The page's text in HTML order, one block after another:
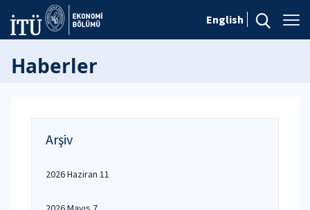
English
Haberler
Arşiv
2026 Haziran 11